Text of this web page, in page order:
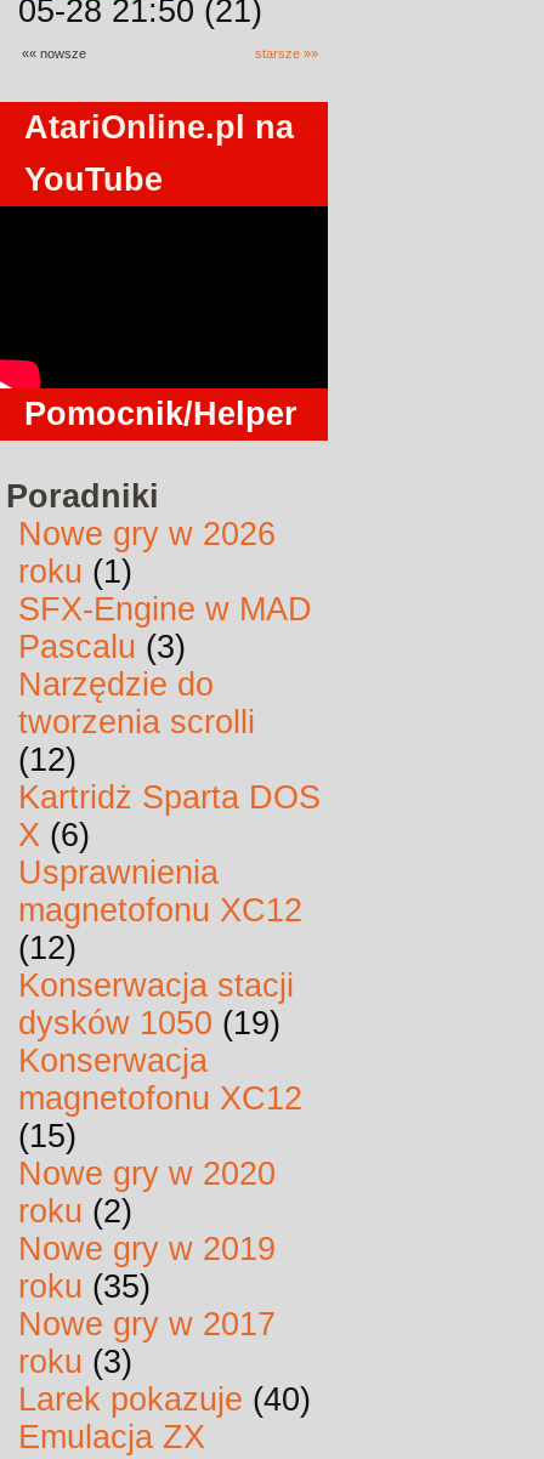
05-28 21:50 (21)
«« nowsze starsze »»
AtariOnline.pl na
YouTube
Pomocnik/Helper
Poradniki
Nowe gry w 2026
roku (1)
SFX-Engine w MAD
Pascalu (3)
Narzędzie do
tworzenia scrolli
(12)
Kartridż Sparta DOS
X (6)
Usprawnienia
magnetofonu XC12
(12)
Konserwacja stacji
dysków 1050 (19)
Konserwacja
magnetofonu XC12
(15)
Nowe gry w 2020
roku (2)
Nowe gry w 2019
roku (35)
Nowe gry w 2017
roku (3)
Larek pokazuje (40)
Emulacja ZX